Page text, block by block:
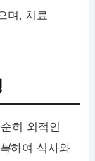
며, 치료
히 외적인
하여 식사와